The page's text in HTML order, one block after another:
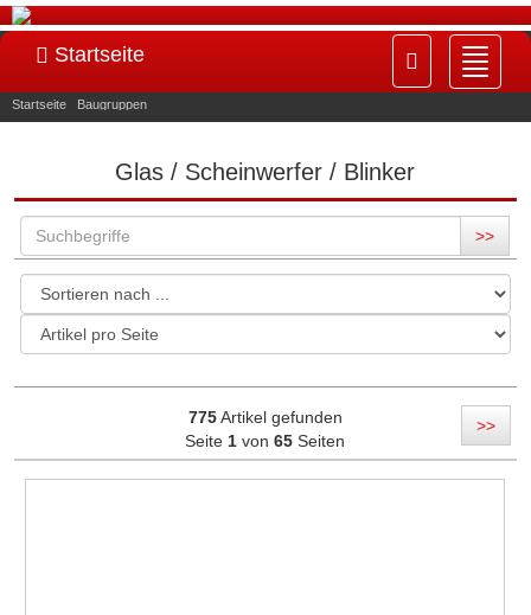
ein-/
Startseite
Startseite Baugruppen
Glas / Scheinwerfer / Blinker
>>
775Artikel gefunden
Seite 1 von65 Seiten
>>